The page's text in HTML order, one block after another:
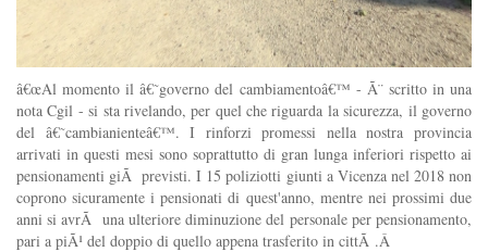
â€œAl momento il â€˜governo del cambiamentoâ€™ - Ã¨ scritto in una
nota Cgil - si sta rivelando, per quel che riguarda la sicurezza, il governo
del â€˜cambianienteâ€™. I rinforzi promessi nella nostra provincia
arrivati in questi mesi sono soprattutto di gran lunga inferiori rispetto ai
pensionamenti giÃ previsti. I 15 poliziotti giunti a Vicenza nel 2018 non
coprono sicuramente i pensionati di quest'anno, mentre nei prossimi due
anni si avrÃ una ulteriore diminuzione del personale per pensionamento,
pari a piÃ¹ del doppio di quello appena trasferito in cittÃ .Â